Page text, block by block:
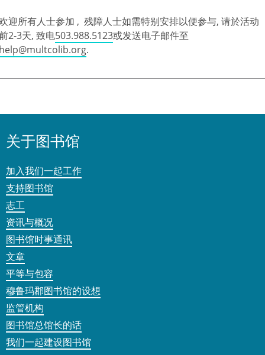
迎所有人士参加 , 残障人士如需特别安排以便参与, 请於活动
2-3天, 致电503.988.5123或发送电子邮件至
.
关于图书馆
加入我们一起工作
支持图书馆
志工
资讯与概况
图书馆时事通讯
文章
平等与包容
穆鲁玛郡图书馆的设想
监管机构
图书馆总馆长的话
我们一起建设图书馆